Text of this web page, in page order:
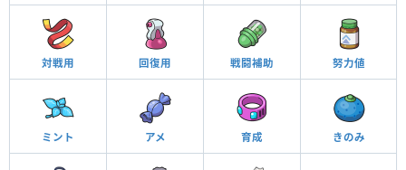
対戦用 回復用 戦闘補助 努力値
ミント アメ 育成 きのみ